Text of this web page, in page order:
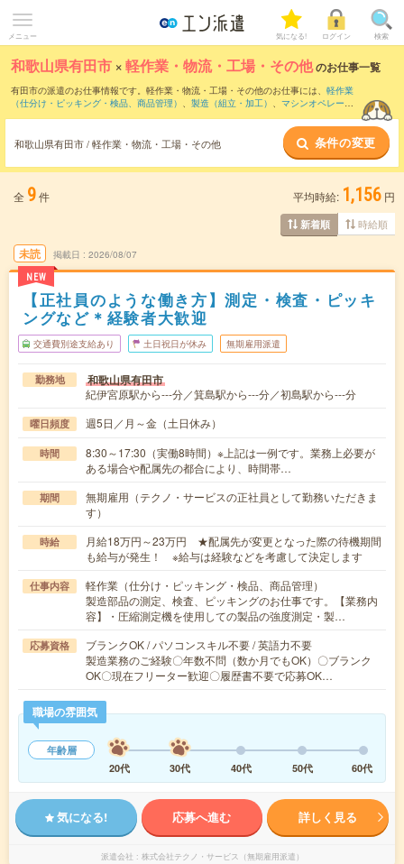
メニュー 気になる! ログイン 検索
和歌山県有田市 ×軽作業・物流・工場・その他のお仕事一覧
有田市の派遣のお仕事情報です。軽作業・物流・工場・その他のお仕事には、 軽作業
（仕分け・ピッキング・検品、商品管理） 、 製造（組立・加工） 、 マシンオペレータ
和歌山県有田市 / 軽作業・物流・工場・その他 条件の変更
全 9件 平均時給: 1,156 円
新着順 時給順
未読
NEW
掲載日 2026/08/07
【正社員のような働き方】測定・検査・ピッキ
ングなど＊経験者大歓迎
交通費別途支給あり 土日祝日が休み 無期雇用派遣
勤務地 和歌山県有田市
紀伊宮原駅から---分／箕島駅から---分／初島駅から---分
曜日頻度 週5日／月～金（土日休み）
時間
8:30～17:30（実働8時間）※上記は一例です。業務上必要が
ある場合や配属先の都合により、時間帯…
期間
無期雇用（テクノ・サービスの正社員として勤務いただきま
す）
時給
月給18万円～23万円 ★配属先が変更となった際の待機期間
も給与が発生！ ※給与は経験などを考慮して決定します
仕事内容
軽作業（仕分け・ピッキング・検品、商品管理）
製造部品の測定、検査、ピッキングのお仕事です。【業務内
容】・圧縮測定機を使用しての製品の強度測定・製…
応募資格
ブランクOK / パソコンスキル不要 / 英語力不要
製造業務のご経験〇年数不問（数か月でもOK）〇ブランク
OK〇現在フリーター歓迎〇履歴書不要で応募OK…
職場の雰囲気
年齢層
20代
30代 40代 50代 60代
気になる! 応募へ進む 詳しく見る
派遣会社 株式会社テクノ・サービス（無期雇用派遣）